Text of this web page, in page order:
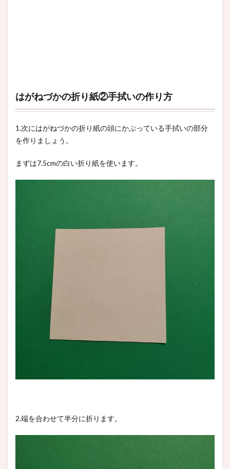
はがねづかの折り紙②手拭いの作り方
1.次にはがねづかの折り紙の頭にかぶっている手拭いの部分
を作りましょう。
まずは7.5cmの白い折り紙を使います。
2.端を合わせて半分に折ります。